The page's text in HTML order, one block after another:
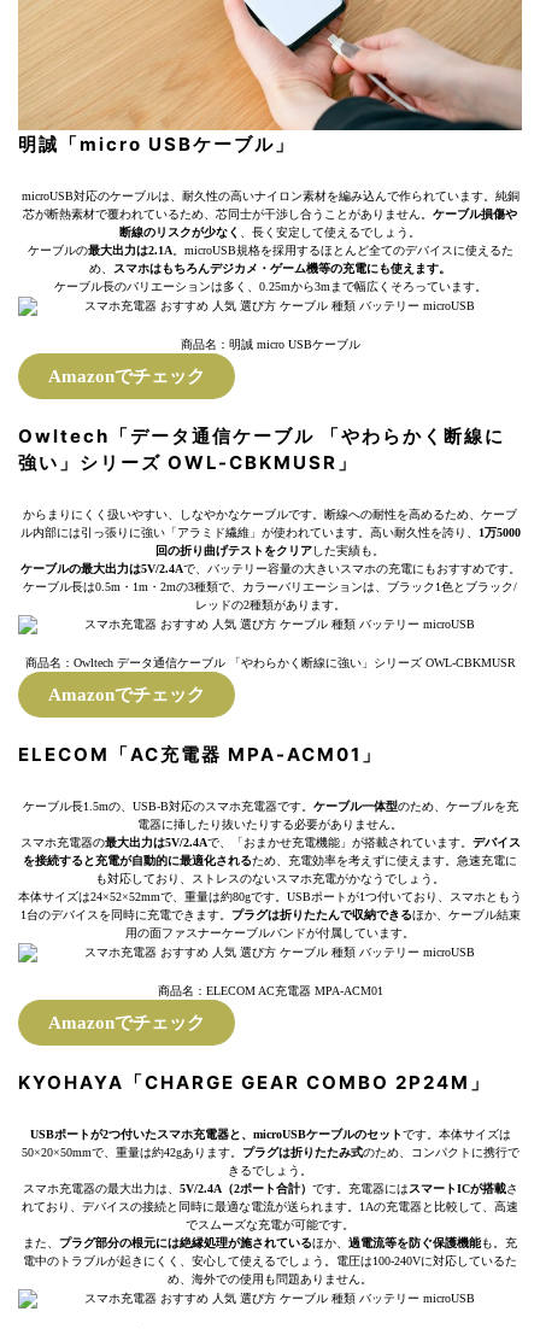
明誠「micro USBケーブル」
microUSB対応のケーブルは、耐久性の高いナイロン素材を編み込んで作られています。純銅
芯が断熱素材で覆われているため、芯同士が干渉し合うことがありません。 ケーブル損傷や
断線のリスクが少なく
、長く安定して使えるでしょう。
ケーブルの最大出力は2.1A。microUSB規格を採用するほとんど全てのデバイスに使えるた
め、 スマホはもちろんデジカメ・ゲーム機等の充電にも使えます。
ケーブル長のバリエーションは多く、0.25mから3mまで幅広くそろっています。
商品名：明誠 micro USBケーブル
Amazonでチェック
Owltech「データ通信ケーブル 「やわらかく断線に
強い」シリーズ OWL-CBKMUSR」
からまりにくく扱いやすい、しなやかなケーブルです。断線への耐性を高めるため、ケーブ
ル内部には引っ張りに強い「アラミド繊維」が使われています。高い耐久性を誇り、
1万5000
回の折り曲げテストをクリアした実績も。
ケーブルの最大出力は5V/2.4Aで、バッテリー容量の大きいスマホの充電にもおすすめです。
ケーブル長は0.5m・1m・2mの3種類で、カラーバリエーションは、ブラック1色とブラック/
レッドの2種類があります。
商品名：Owltech データ通信ケーブル 「やわらかく断線に強い」シリーズ OWL-CBKMUSR
Amazonでチェック
ELECOM「AC充電器 MPA-ACM01」
ケーブル長1.5mの、USB-B対応のスマホ充電器です。 ケーブル一体型のため、ケーブルを充
電器に挿したり抜いたりする必要がありません。
スマホ充電器の最大出力は5V/2.4Aで、「おまかせ充電機能」が搭載されています。 デバイス
を接続すると充電が自動的に最適化されるため、充電効率を考えずに使えます。急速充電に
も対応しており、ストレスのないスマホ充電がかなうでしょう。
本体サイズは24×52×52mmで、重量は約80gです。USBポートが1つ付いており、スマホともう
1台のデバイスを同時に充電できます。
プラグは折りたたんで収納できるほか、ケーブル結束
用の面ファスナーケーブルバンドが付属しています。
商品名：ELECOM AC充電器 MPA-ACM01
Amazonでチェック
KYOHAYA「CHARGE GEAR COMBO 2P24M」
USBポートが2つ付いたスマホ充電器と、microUSBケーブルのセットです。本体サイズは
50×20×50mmで、重量は約42gあります。
プラグは折りたたみ式のため、コンパクトに携行で
きるでしょう。
スマホ充電器の最大出力は、 5V/2.4A（2ポート合計） です。充電器にはスマートICが搭載さ
れており、デバイスの接続と同時に最適な電流が送られます。1Aの充電器と比較して、高速
でスムーズな充電が可能です。
また、 プラグ部分の根元には絶縁処理が施されているほか、 過電流等を防ぐ保護機能も。充
電中のトラブルが起きにくく、安心して使えるでしょう。電圧は100-240Vに対応しているた
め、海外での使用も問題ありません。